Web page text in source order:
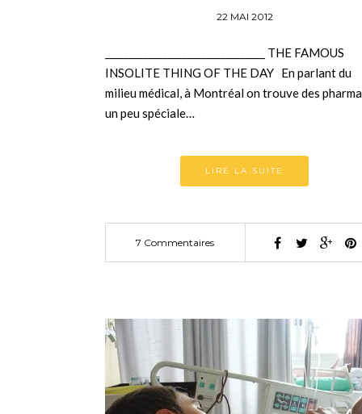
22 MAI 2012
_________________________________ THE FAMOUS
INSOLITE THING OF THE DAY En parlant du
milieu médical, à Montréal on trouve des
un peu spéciale…
LIRE LA SUITE
7 Commentaires